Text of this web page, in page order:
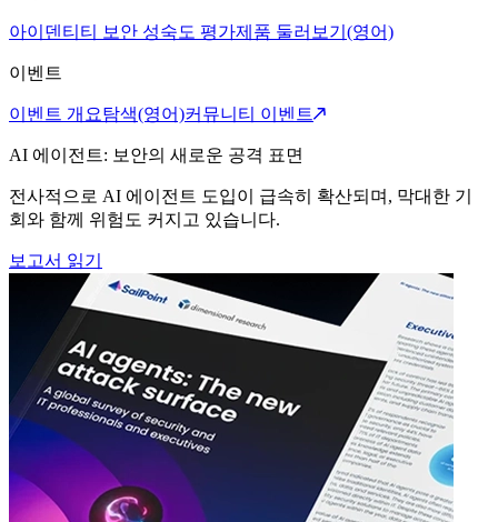
아이덴티티 보안 성숙도 평가제품 둘러보기(영어)
이벤트
이벤트 개요탐색(영어)커뮤니티 이벤트
AI 에이전트: 보안의 새로운 공격 표면
전사적으로 AI 에이전트 도입이 급속히 확산되며, 막대한 기
회와 함께 위험도 커지고 있습니다.
보고서 읽기